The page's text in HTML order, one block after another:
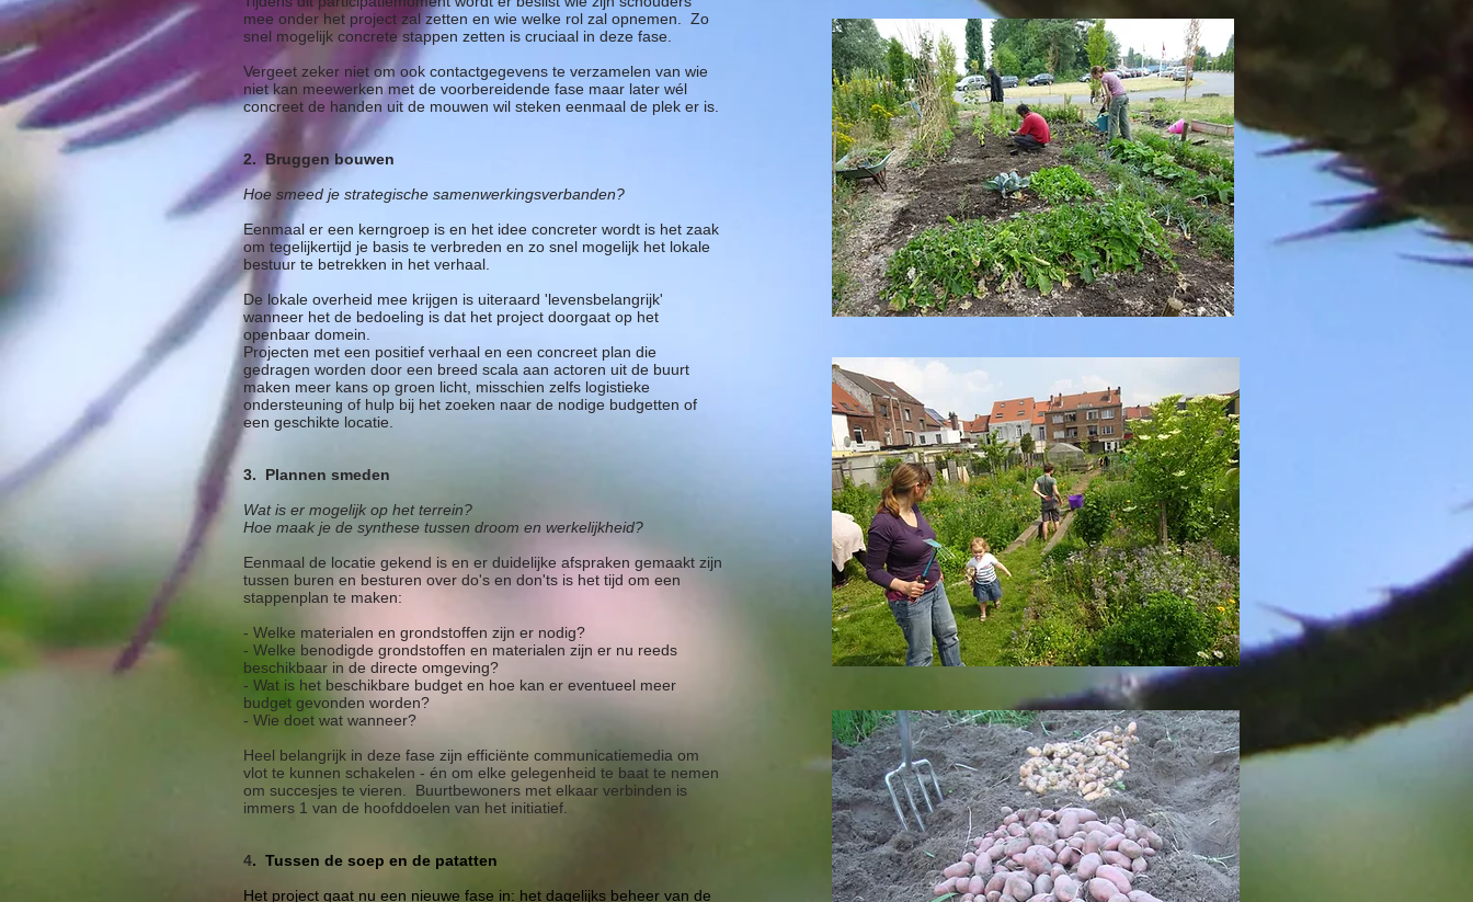
mee onder het project zal zetten en wie welke rol zal opnemen. Zo
snel mogelijk concrete stappen zetten is cruciaal in deze fase.
Vergeet zeker niet om ook contactgegevens te verzamelen van wie
niet kan meewerken met de voorbereidende fase maar later wél
concreet de handen uit de mouwen wil steken eenmaal de plek er is.
2. Bruggen bouwen
Hoe smeed je strategische samenwerkingsverbanden?
Eenmaal er een kerngroep is en het idee concreter wordt is het zaak
om tegelijkertijd je basis te verbreden en zo snel mogelijk het lokale
bestuur te betrekken in het verhaal.
De lokale overheid mee krijgen is uiteraard 'levensbelangrijk'
wanneer het de bedoeling is dat het project doorgaat op het
openbaar domein.
Projecten met een positief verhaal en een concreet plan die
gedragen worden door een breed scala aan actoren uit de buurt
maken meer kans op groen licht, misschien zelfs logistieke
ondersteuning of hulp bij het zoeken naar de nodige budgetten of
een geschikte locatie.
3. Plannen smeden
Wat is er mogelijk op het terrein?
Hoe maak je de synthese tussen droom en werkelijkheid?
Eenmaal de locatie gekend is en er duidelijke afspraken gemaakt zijn
tussen buren en besturen over do's en don'ts is het tijd om een
stappenplan te maken:
- Welke materialen en grondstoffen zijn er nodig?
- Welke benodigde grondstoffen en materialen zijn er nu reeds
beschikbaar in de directe omgeving?
- Wat is het beschikbare budget en hoe kan er eventueel meer
budget gevonden worden?
- Wie doet wat wanneer?
Heel belangrijk in deze fase zijn efficiënte communicatiemedia om
vlot te kunnen schakelen - én om elke gelegenheid te baat te nemen
om succesjes te vieren. Buurtbewoners met elkaar verbinden is
immers 1 van de hoofddoelen van het initiatief.
4. Tussen de soep en de patatten
Het project gaat nu een nieuwe fase in: het dagelijks beheer van de